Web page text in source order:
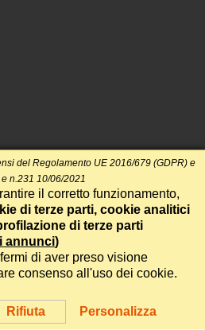
• P.IVA 14478081004 • Testata
di Roma del 14/12/2017
Rifiuta Personalizza
del Regolamento UE 2016/679 (GDPR) e
n.231 10/06/2021
il corretto funzionamento,
di terze parti, cookie analitici
di terze parti
annunci)
di aver preso visione
consenso all'uso dei cookie.